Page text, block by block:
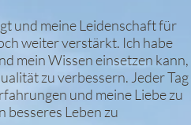
und meine Leidenschaft für
weiter verstärkt. Ich habe
mein Wissen einsetzen kann,
zu verbessern. Jeder Tag
und meine Liebe zu
besseres Leben zu